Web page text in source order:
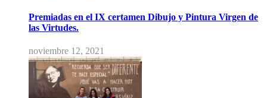
Premiadas en el IX certamen Dibujo y Pintura Virgen de
las Virtudes.
noviembre 12, 2021